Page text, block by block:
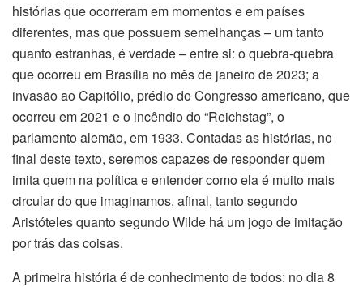
histórias que ocorreram em momentos e em países
diferentes, mas que possuem semelhanças – um tanto
quanto estranhas, é verdade – entre si: o quebra-quebra
que ocorreu em Brasília no mês de janeiro de 2023; a
invasão ao Capitólio, prédio do Congresso americano, que
ocorreu em 2021 e o incêndio do “Reichstag”, o
parlamento alemão, em 1933. Contadas as histórias, no
final deste texto, seremos capazes de responder quem
imita quem na política e entender como ela é muito mais
circular do que imaginamos, afinal, tanto segundo
Aristóteles quanto segundo Wilde há um jogo de imitação
por trás das coisas.
A primeira história é de conhecimento de todos: no dia 8